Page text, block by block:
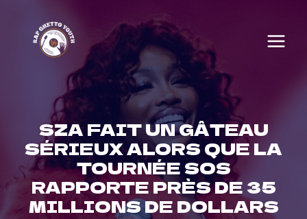
content
SZA FAIT UN GÂTEAU
SÉRIEUX ALORS QUE LA
TOURNÉE SOS
RAPPORTE PRÈS DE 35
MILLIONS DE DOLLARS